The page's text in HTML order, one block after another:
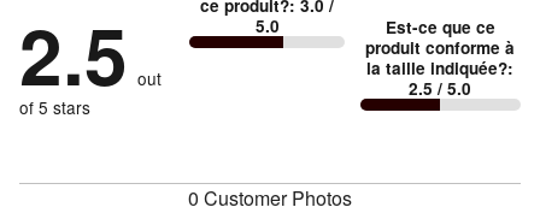
reviewers
of
reviewers
0%
of
reviewers
by
0%
of
reviewers
stars
by
50%
of
2.5 out
of 5 stars
ce produit?:3.0 /
5.0
and
Conforme
à
Est-ce que ce
produit conforme à
la taille indiquée?:
2.5 / 5.0
0 Customer Photos